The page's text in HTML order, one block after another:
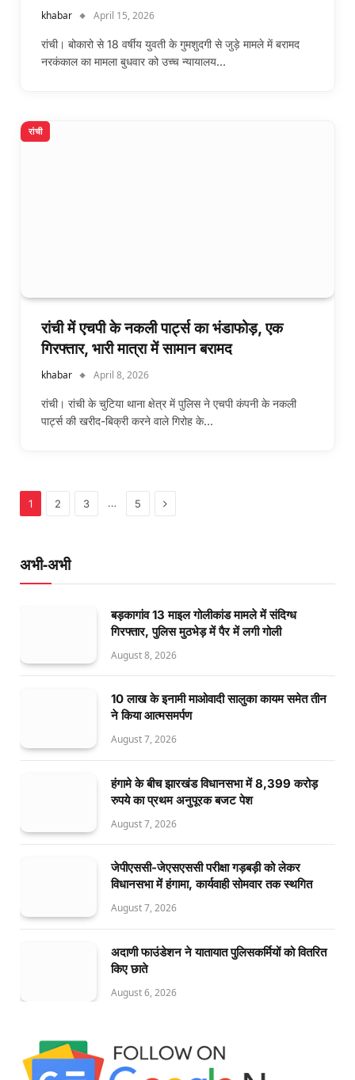
khabar April 15, 2026
रांची। बोकारो से 18 वर्षीय युवती के गुमशुदगी से जुड़े मामले में बरामद
नरकंकाल का मामला बुधवार को उच्च न्यायालय…
रांची
रांची में एचपी के नकली पार्ट्स का भंडाफोड़, एक
गिरफ्तार, भारी मात्रा में सामान बरामद
khabar April 8, 2026
रांची। रांची के चुटिया थाना क्षेत्र में पुलिस ने एचपी कंपनी के नकली
पार्ट्स की खरीद-बिक्री करने वाले गिरोह के…
1 2 3 … 5 Next
अभी-अभी
बड़कागांव 13 माइल गोलीकांड मामले में संदिग्ध
गिरफ्तार, पुलिस मुठभेड़ में पैर में लगी गोली
August 8, 2026
10 लाख के इनामी माओवादी सालुका कायम समेत तीन
ने किया आत्मसमर्पण
August 7, 2026
हंगामे के बीच झारखंड विधानसभा में 8,399 करोड़
रुपये का प्रथम अनुपूरक बजट पेश
August 7, 2026
जेपीएससी-जेएसएससी परीक्षा गड़बड़ी को लेकर
विधानसभा में हंगामा, कार्यवाही सोमवार तक स्थगित
August 7, 2026
अदाणी फाउंडेशन ने यातायात पुलिसकर्मियों को वितरित
किए छाते
August 6, 2026